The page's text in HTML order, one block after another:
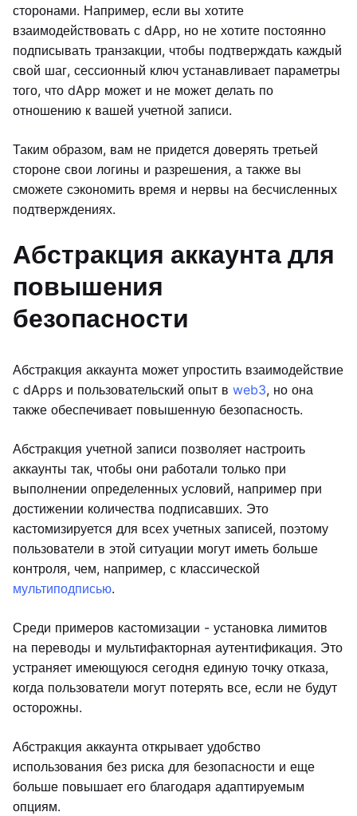
сторонами. Например, если вы хотите
взаимодействовать с dApp, но не хотите постоянно
подписывать транзакции, чтобы подтверждать каждый
свой шаг, сессионный ключ устанавливает параметры
того, что dApp может и не может делать по
отношению к вашей учетной записи.
Таким образом, вам не придется доверять третьей
стороне свои логины и разрешения, а также вы
сможете сэкономить время и нервы на бесчисленных
подтверждениях.
Абстракция аккаунта для
повышения
безопасности
Абстракция аккаунта может упростить взаимодействие
с dApps и пользовательский опыт в web3, но она
также обеспечивает повышенную безопасность.
Абстракция учетной записи позволяет настроить
аккаунты так, чтобы они работали только при
выполнении определенных условий, например при
достижении количества подписавших. Это
кастомизируется для всех учетных записей, поэтому
пользователи в этой ситуации могут иметь больше
контроля, чем, например, с классической
мультиподписью.
Среди примеров кастомизации - установка лимитов
на переводы и мультифакторная аутентификация. Это
устраняет имеющуюся сегодня единую точку отказа,
когда пользователи могут потерять все, если не будут
осторожны.
Абстракция аккаунта открывает удобство
использования без риска для безопасности и еще
больше повышает его благодаря адаптируемым
опциям.